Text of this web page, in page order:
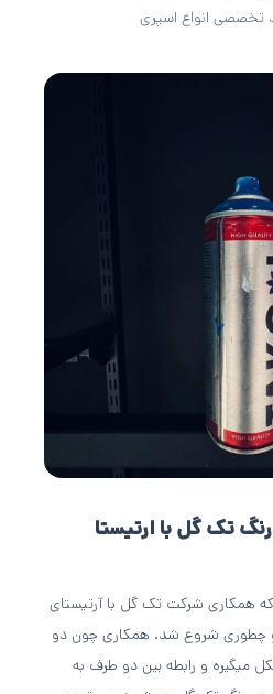
تخصصی انواع اسپری
تک گل با ارتیستا
همکاری شرکت تک گل با آرتیستای
و چطوری شروع شد. همکاری چون دو
میگیره و رابطه بین دو طرف به